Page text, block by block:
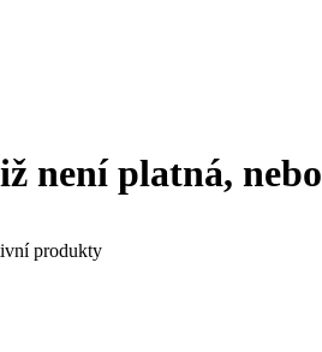
není platná,
produkty